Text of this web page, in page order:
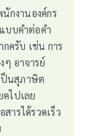
กงานองค์กร
บบคำต่อคำ
กครับ เช่น การ
อาจารย์
นสุภาษิต
ไปเลย
ารได้รวดเร็ว